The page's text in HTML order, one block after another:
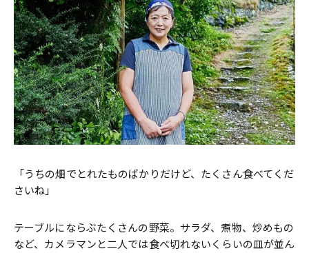
「うちの畑でとれたものばかりだけど、たくさん食べてくだ
さいね」
テーブルにならぶたくさんの野菜。サラダ、煮物、炒めもの
など、カメラマンと二人では食べ切れないくらいの皿が並ん